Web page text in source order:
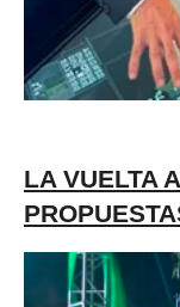
LA VUELTA